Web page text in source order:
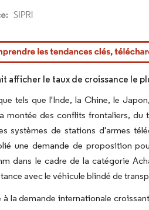
réutilisation nécessite une attribution sous CC
afficher le taux de croissance le
tels que l'Inde, la Chine, le
montée des conflits frontaliers,
systèmes de stations d'armes
une demande de proposition
dans le cadre de la catégorie
avec le véhicule blindé de
la demande internationale